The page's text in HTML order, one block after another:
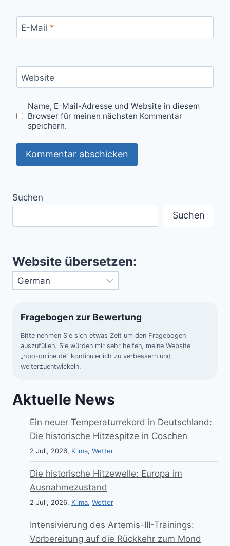
E-Mail *
Website
Name, E-Mail-Adresse und Website in diesem
Browser für meinen nächsten Kommentar
speichern.
Suchen
Suchen
Website übersetzen:
Fragebogen zur Bewertung
Bitte nehmen Sie sich etwas Zeit um den Fragebogen
auszufüllen. Sie würden mir sehr helfen, meine Website
„hpo-online.de“ kontinuierlich zu verbessern und
weiterzuentwickeln.
Aktuelle News
Ein neuer Temperaturrekord in Deutschland:
Die historische Hitzespitze in Coschen
2 Juli, 2026, Klima, Wetter
Die historische Hitzewelle: Europa im
Ausnahmezustand
2 Juli, 2026, Klima, Wetter
Intensivierung des Artemis-III-Trainings:
Vorbereitung auf die Rückkehr zum Mond